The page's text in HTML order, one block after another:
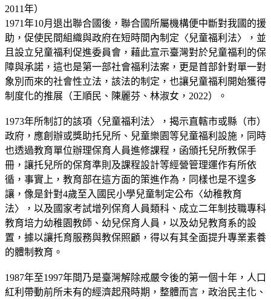
2011年）
1971年10月退出聯合國後，聯合國所屬機構便中斷對我國的援
助，促使民間組織與政府在短時間內制定〈兒童福利法〉，並
且設立兒童福利促進委員會，藉此宣示臺灣對於兒童福利的保
障與承諾，這也是第一部社會福利法案，更是首部針對單一對
象別而來的社會性立法，該法的制定，也讓兒童福利開始獲得
制度化的推展（王順民、陳麗芬、林淑女，2022）。
1973年所制訂的該項〈兒童福利法〉，揭示直轄市或縣（市）
政府，應創辦或獎助托兒所、兒童樂園等兒童福利設施，同時
也透過教育單位辦理保育人員進修課程，函頒托兒所教保手
冊，讓托兒所的保育準則及課程設計等經營管理運作有所依
循，事實上，教育部在這方面的策進作為，同樣也是不遑多
讓，像是針對4歲至入國民小學兒童制定公布〈幼稚教育
法〉，以及國家考試增列保育人員類科、成立二年制技職專科
教育培力幼稚園教師、幼兒保育人員，以及幼兒教育系的設
置，據以讓托育服務與教保照顧，得以有其全面提升專業素養
的體制教育。
1987年至1997年間乃是臺灣解除戒嚴令後的第一個十年，人口
紅利帶動前所未有的經濟起飛時期，整體而言，政治民主化、